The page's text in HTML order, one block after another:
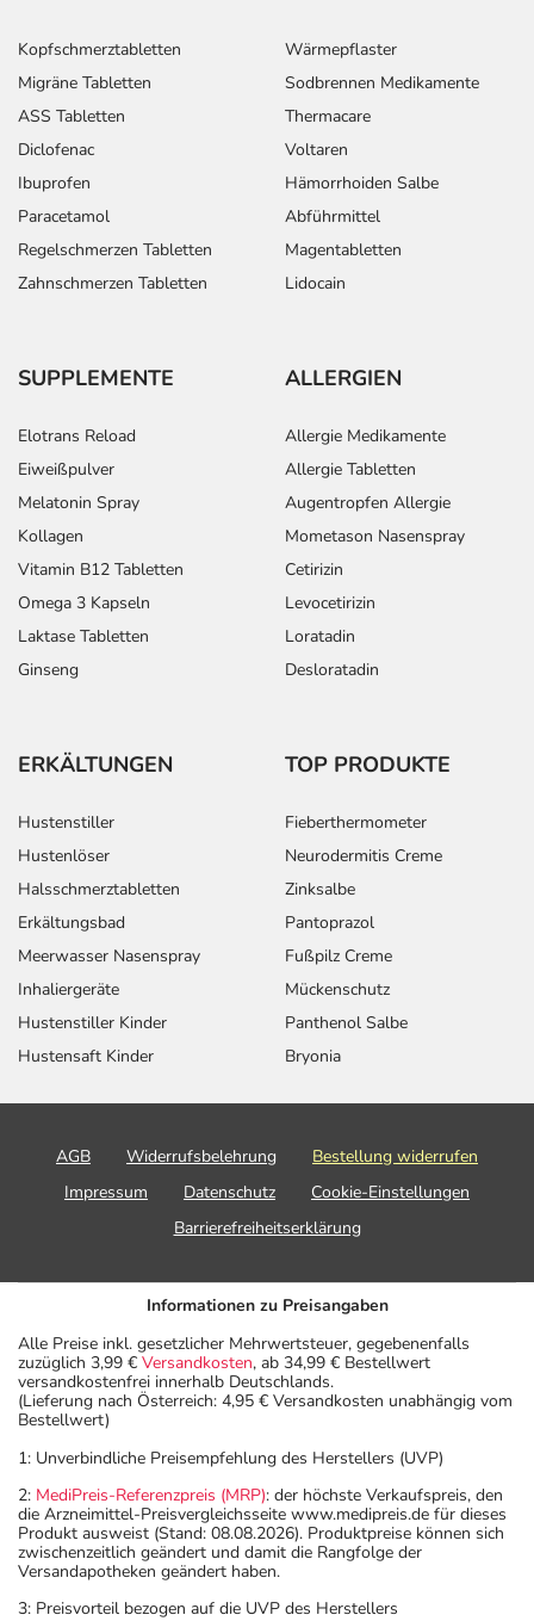
Kopfschmerztabletten
Migräne Tabletten
ASS Tabletten
Diclofenac
Ibuprofen
Paracetamol
Regelschmerzen Tabletten
Zahnschmerzen Tabletten
Wärmepflaster
Sodbrennen Medikamente
Thermacare
Voltaren
Hämorrhoiden Salbe
Abführmittel
Magentabletten
Lidocain
SUPPLEMENTE
Elotrans Reload
Eiweißpulver
Melatonin Spray
Kollagen
Vitamin B12 Tabletten
Omega 3 Kapseln
Laktase Tabletten
Ginseng
ALLERGIEN
Allergie Medikamente
Allergie Tabletten
Augentropfen Allergie
Mometason Nasenspray
Cetirizin
Levocetirizin
Loratadin
Desloratadin
ERKÄLTUNGEN
Hustenstiller
Hustenlöser
Halsschmerztabletten
Erkältungsbad
Meerwasser Nasenspray
Inhaliergeräte
Hustenstiller Kinder
Hustensaft Kinder
TOP PRODUKTE
Fieberthermometer
Neurodermitis Creme
Zinksalbe
Pantoprazol
Fußpilz Creme
Mückenschutz
Panthenol Salbe
Bryonia
AGB Widerrufsbelehrung
Bestellung widerrufen
Impressum
Datenschutz
Cookie-Einstellungen
Barrierefreiheitserklärung
Informationen zu Preisangaben
Alle Preise inkl. gesetzlicher Mehrwertsteuer, gegebenenfalls
zuzüglich 3,99 € Versandkosten, ab 34,99 € Bestellwert
versandkostenfrei innerhalb Deutschlands.
(Lieferung nach Österreich: 4,95 € Versandkosten unabhängig vom
Bestellwert)
1: Unverbindliche Preisempfehlung des Herstellers (UVP)
2: MediPreis-Referenzpreis (MRP): der höchste Verkaufspreis, den
die Arzneimittel-Preisvergleichsseite www.medipreis.de für dieses
Produkt ausweist (Stand: 08.08.2026). Produktpreise können sich
zwischenzeitlich geändert und damit die Rangfolge der
Versandapotheken geändert haben.
3: Preisvorteil bezogen auf die UVP des Herstellers